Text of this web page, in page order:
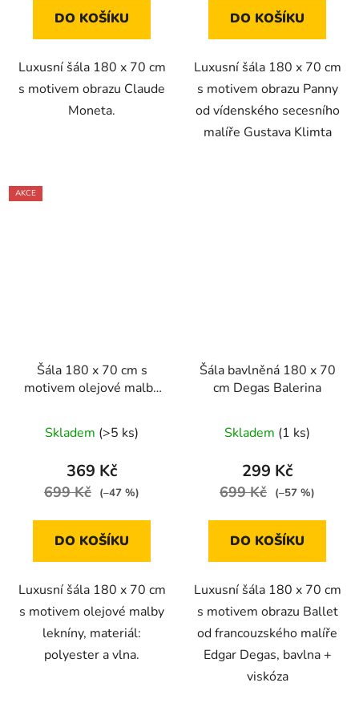
DO KOŠÍKU
Luxusní šála 180 x 70 cm
s motivem obrazu Claude
Moneta.
DO KOŠÍKU
Luxusní šála 180 x 70 cm
s motivem obrazu Panny
od vídenského secesního
malíře Gustava Klimta
AKCE
Šála 180 x 70 cm s
motivem olejové malby
Skladem (>5 ks)
369 Kč
699 Kč (–47 %)
DO KOŠÍKU
Luxusní šála 180 x 70 cm
s motivem olejové malby
lekníny, materiál:
polyester a vlna.
Šála bavlněná 180 x 70
cm Degas Balerina
Skladem (1 ks)
299 Kč
699 Kč (–57 %)
DO KOŠÍKU
Luxusní šála 180 x 70 cm
s motivem obrazu Ballet
od francouzského malíře
Edgar Degas, bavlna +
viskóza